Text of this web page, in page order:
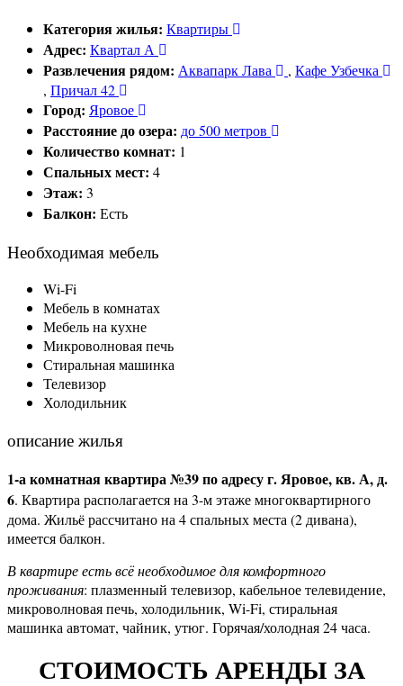
Категория жилья: Квартиры
Адрес: Квартал А
Развлечения рядом: Аквапарк Лава , Кафе Узбечка
, Причал 42
Город: Яровое
Расстояние до озера: до 500 метров
Количество комнат: 1
Спальных мест: 4
Этаж: 3
Балкон: Есть
Необходимая мебель
Wi-Fi
Мебель в комнатах
Мебель на кухне
Микроволновая печь
Стиральная машинка
Телевизор
Холодильник
описание жилья
1-а комнатная квартира №39 по адресу г. Яровое, кв. А, д.
6. Квартира располагается на 3-м этаже многоквартирного
дома. Жильё рассчитано на 4 спальных места (2 дивана),
имеется балкон.
В квартире есть всё необходимое для комфортного
проживания: плазменный телевизор, кабельное телевидение,
микроволновая печь, холодильник, Wi-Fi, стиральная
машинка автомат, чайник, утюг. Горячая/холодная 24 часа.
СТОИМОСТЬ АРЕНДЫ ЗА